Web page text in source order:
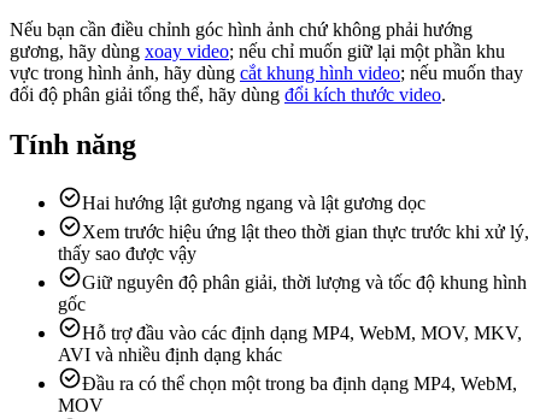
Nếu bạn cần điều chỉnh góc hình ảnh chứ không phải hướng
gương, hãy dùng xoay video; nếu chỉ muốn giữ lại một phần khu
vực trong hình ảnh, hãy dùng cắt khung hình video; nếu muốn thay
đổi độ phân giải tổng thể, hãy dùng đổi kích thước video.
Tính năng
Hai hướng lật gương ngang và lật gương dọc
Xem trước hiệu ứng lật theo thời gian thực trước khi xử lý,
thấy sao được vậy
Giữ nguyên độ phân giải, thời lượng và tốc độ khung hình
gốc
Hỗ trợ đầu vào các định dạng MP4, WebM, MOV, MKV,
AVI và nhiều định dạng khác
Đầu ra có thể chọn một trong ba định dạng MP4, WebM,
MOV